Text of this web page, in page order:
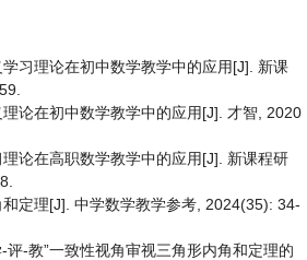
习理论在初中数学教学中的应用[J]. 新课
论在初中数学教学中的应用[J]. 才智, 2020
论在高职数学教学中的应用[J]. 新课程研
定理[J]. 中学数学教学参考, 2024(35): 34-
评-教”一致性视角审视三角形内角和定理的